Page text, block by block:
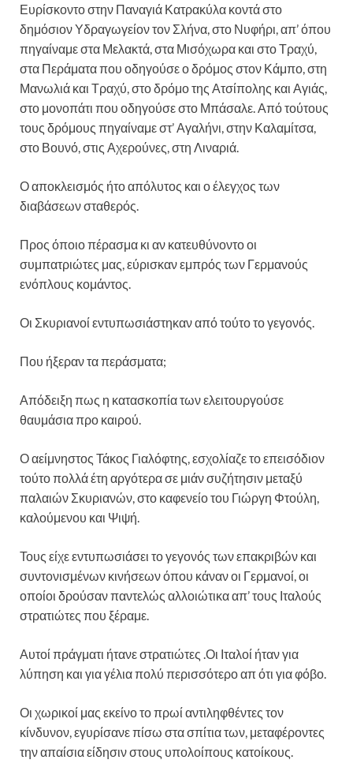
Ευρίσκοντο στην Παναγιά Κατρακύλα κοντά στο
δημόσιον Υδραγωγείον τον Σλήνα, στο Νυφήρι, απ’ όπου
πηγαίναμε στα Μελακτά, στα Μισόχωρα και στο Τραχύ,
στα Περάματα που οδηγούσε ο δρόμος στον Κάμπο, στη
Μανωλιά και Τραχύ, στο δρόμο της Ατσίπολης και Αγιάς,
στο μονοπάτι που οδηγούσε στο Μπάσαλε. Από τούτους
τους δρόμους πηγαίναμε στ’ Αγαλήνι, στην Καλαμίτσα,
στο Βουνό, στις Αχερούνες, στη Λιναριά.
Ο αποκλεισμός ήτο απόλυτος και ο έλεγχος των
διαβάσεων σταθερός.
Προς όποιο πέρασμα κι αν κατευθύνοντο οι
συμπατριώτες μας, εύρισκαν εμπρός των Γερμανούς
ενόπλους κομάντος.
Οι Σκυριανοί εντυπωσιάστηκαν από τούτο το γεγονός.
Που ήξεραν τα περάσματα;
Απόδειξη πως η κατασκοπία των ελειτουργούσε
θαυμάσια προ καιρού.
Ο αείμνηστος Τάκος Γιαλόφτης, εσχολίαζε το επεισόδιον
τούτο πολλά έτη αργότερα σε μιάν συζήτησιν μεταξύ
παλαιών Σκυριανών, στο καφενείο του Γιώργη Φτούλη,
καλούμενου και Ψιψή.
Τους είχε εντυπωσιάσει το γεγονός των επακριβών και
συντονισμένων κινήσεων όπου κάναν οι Γερμανοί, οι
οποίοι δρούσαν παντελώς αλλοιώτικα απ’ τους Ιταλούς
στρατιώτες που ξέραμε.
Αυτοί πράγματι ήτανε στρατιώτες .Οι Ιταλοί ήταν για
λύπηση και για γέλια πολύ περισσότερο απ ότι για φόβο.
Οι χωρικοί μας εκείνο το πρωί αντιληφθέντες τον
κίνδυνον, εγυρίσανε πίσω στα σπίτια των, μεταφέροντες
την απαίσια είδησιν στους υπολοίπους κατοίκους.